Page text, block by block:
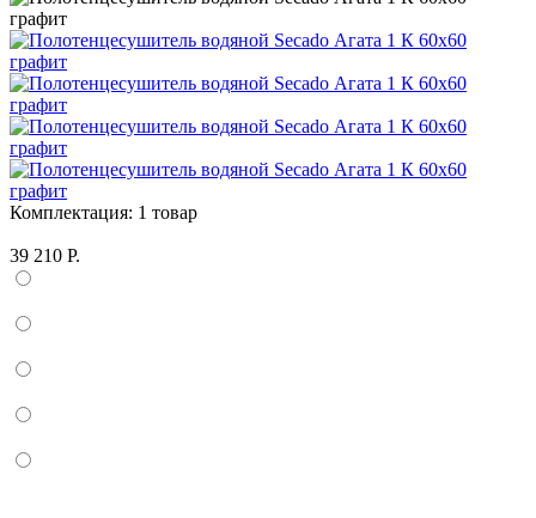
Комплектация: 1 товар
39 210 Р.